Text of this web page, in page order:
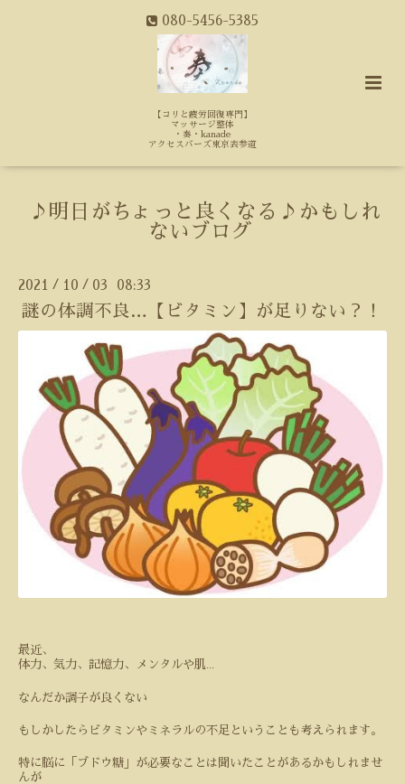
080-5456-5385
【コリと疲労回復専門】
マッサージ整体
・奏・kanade
アクセスバーズ東京表参道
♪明日がちょっと良くなる♪かもしれ
ないブログ
2021 / 10 / 03 08:33
謎の体調不良…【ビタミン】が足りない？！
最近、
体力、気力、記憶力、メンタルや肌
なんだか調子が良くない
もしかしたらビタミンやミネラルの不足ということも考えられます。
特に脳に「ブドウ糖」が必要なことは聞いたことがあるかもしれませ
んが